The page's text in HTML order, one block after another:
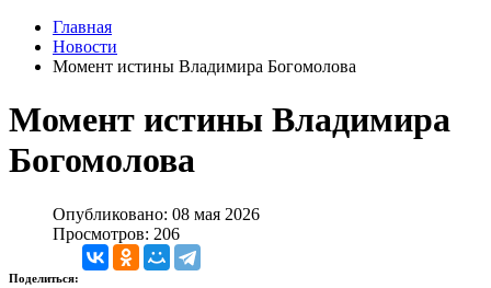
Главная
Новости
Момент истины Владимира Богомолова
Момент истины Владимира
Богомолова
Опубликовано: 08 мая 2026
Просмотров: 206
Поделиться: